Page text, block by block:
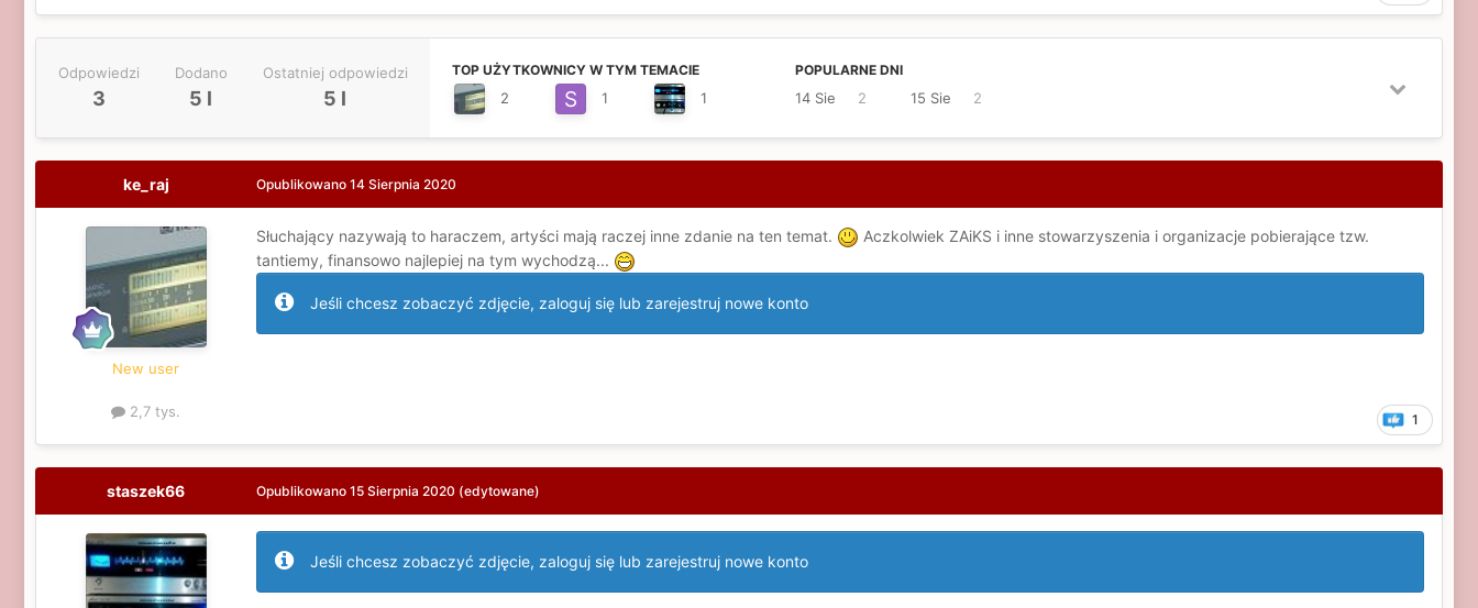
Odpowiedzi
3
Dodano
5 l
Ostatniej odpowiedzi
5 l
TOP UŻYTKOWNICY W TYM TEMACIE
2 1 1
POPULARNE DNI
14 Sie 2 15 Sie 2
ke_raj
New user
2,7 tys.
Opublikowano 14 Sierpnia 2020
Słuchający nazywają to haraczem, artyści mają raczej inne zdanie na ten temat.
Aczkolwiek ZAiKS i inne stowarzyszenia i organizacje pobierające tzw.
tantiemy, finansowo najlepiej na tym wychodzą...
Jeśli chcesz zobaczyć zdjęcie, zaloguj się lub zarejestruj nowe konto
1
staszek66 Opublikowano 15 Sierpnia 2020 (edytowane)
Jeśli chcesz zobaczyć zdjęcie, zaloguj się lub zarejestruj nowe konto